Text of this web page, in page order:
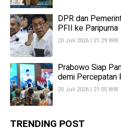
DPR dan
PFII ke Paripurna
20 Juli 2026 | 21:29 WIB
Prabowo Siap
demi Percepatan
20 Juli 2026 | 21:05 WIB
TRENDING POST